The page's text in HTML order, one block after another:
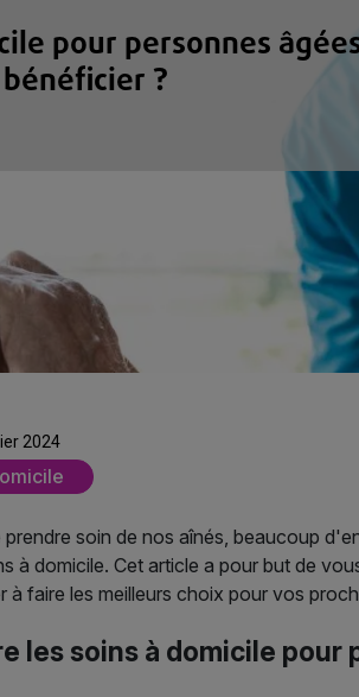
pour personnes
?
2024
prendre soin de nos aînés, beaucoup
à domicile. Cet article a pour but de
à faire les meilleurs choix pour vos
les soins à domicile pour